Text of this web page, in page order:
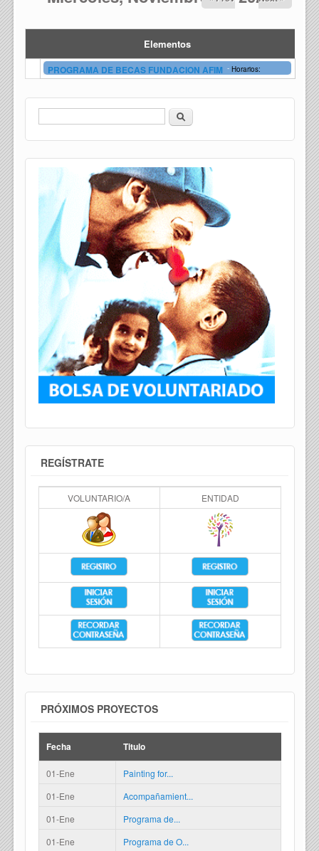
Elementos
PROGRAMA DE BECAS FUNDACION AFIM - Horarios:
Formulario de búsqueda
Buscar
REGÍSTRATE
VOLUNTARIO/A ENTIDAD
PRÓXIMOS PROYECTOS
Fecha Titulo
01-Ene
Painting for...
01-Ene
Acompañamient...
01-Ene
Programa de...
01-Ene
Programa de O...